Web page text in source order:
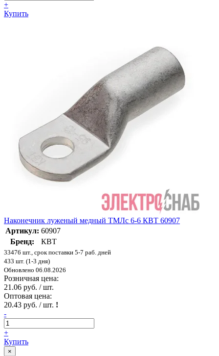
+
Купить
Наконечник луженый медный ТМЛс 6-6 КВТ 60907
Артикул: 60907
Бренд:
КВТ
33476 шт., срок поставки 5-7 раб. дней
433 шт. (1-3 дня)
Обновлено 06.08.2026
Розничная цена:
21.06 руб. / шт.
Оптовая цена:
20.43 руб. / шт. !
-
+
Купить
×